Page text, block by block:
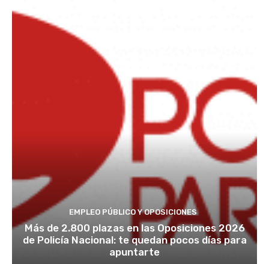
EMPLEO PÚBLICO Y OPOSICIONES
Más de 2.800 plazas en las Oposiciones 2026
de Policía Nacional: te quedan pocos días para
apuntarte